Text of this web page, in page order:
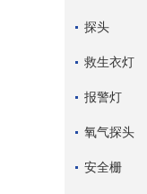
探头
救生衣灯
报警灯
氧气探头
安全栅